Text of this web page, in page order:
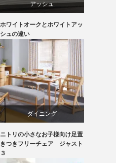
アッシュ
ホワイトオークとホワイトアッ
シュの違い
ダイニング
ニトリ
ニトリの小さなお子様向け足置
きつきフリーチェア ジャスト
３